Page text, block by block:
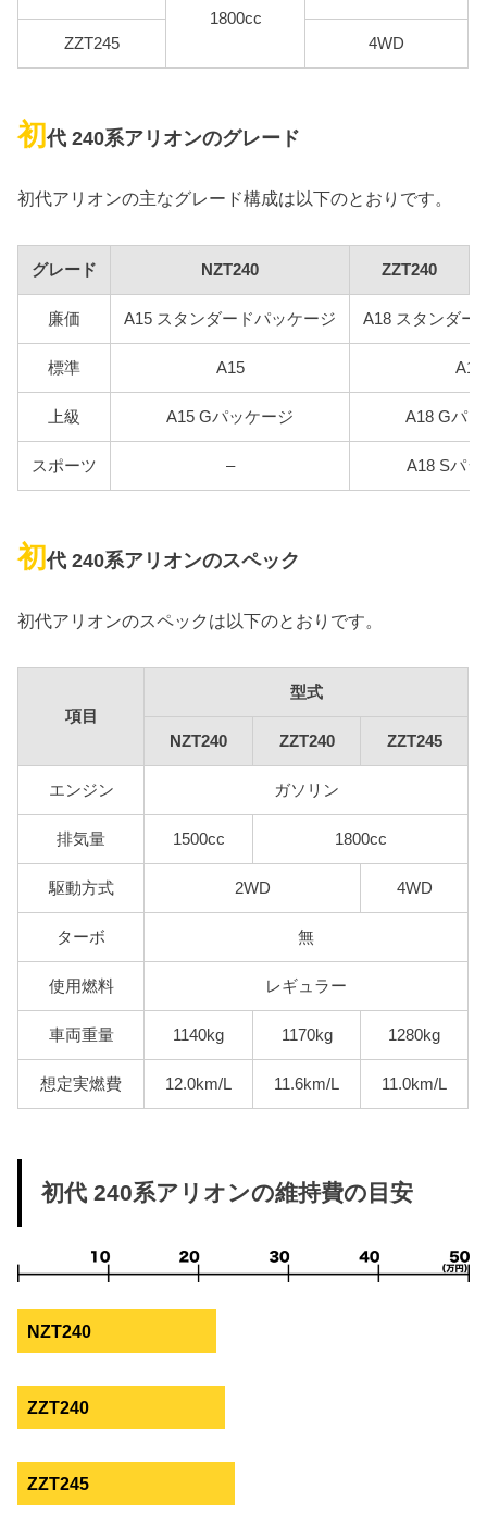
1800cc
ZZT245
4WD
初代 240系アリオンのグレード
初代アリオンの主なグレード構成は以下のとおりです。
グレード NZT240 ZZT240
廉価 A15 スタンダードパッケージ A18 スタンダー
標準 A15 A18
上級 A15 Gパッケージ A18 Gパ
スポーツ – A18 Sパ
初代 240系アリオンのスペック
初代アリオンのスペックは以下のとおりです。
項目
型式
NZT240 ZZT240 ZZT245
エンジン ガソリン
排気量 1500cc 1800cc
駆動方式 2WD 4WD
ターボ 無
使用燃料 レギュラー
車両重量 1140kg 1170kg 1280kg
想定実燃費 12.0km/L 11.6km/L 11.0km/L
初代 240系アリオンの維持費の目安
NZT240
ZZT240
ZZT245